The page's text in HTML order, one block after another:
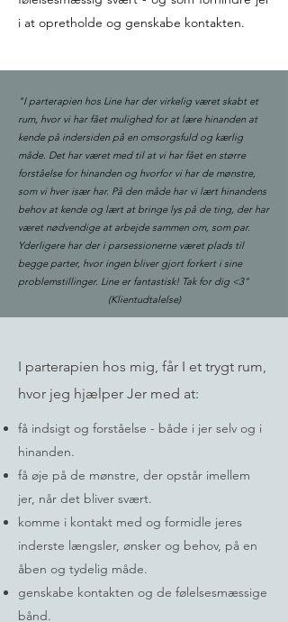
i at opretholde og genskabe kontakten.
"I parterapien hos Line har der virkelig været skabt et
rum, hvor vi har fået mulighed for at lære hinanden at
kende på indersiden på en omsorgsfuld og kærlig
måde. Det har været med til at vi har fået en større
forståelse for hinanden og hvorfor vi har de mønstre,
som vi hver især har. På den måde har vi lært hinandens
behov at kende og lært at bringe lys på de ting, der har
været nødvendige at arbejde sammen om, som par.
Yderligere har der i parsessionerne været plads til
begge parter, hvor ingen bliver gjort forkert i sine
problemstillinger. Line er fantastisk! Tak for dig <3"
(Klientudtalelse)
I parterapien hos mig, får I et trygt rum,
hvor jeg hjælper Jer med at:
få indsigt og forståelse - både i jer selv og i
hinanden.
få øje på de mønstre, der opstår imellem
jer, når det bliver svært.
komme i kontakt med og formidle jeres
inderste længsler, ønsker og behov, på en
åben og tydelig måde.
genskabe kontakten og de følelsesmæssige
bånd.